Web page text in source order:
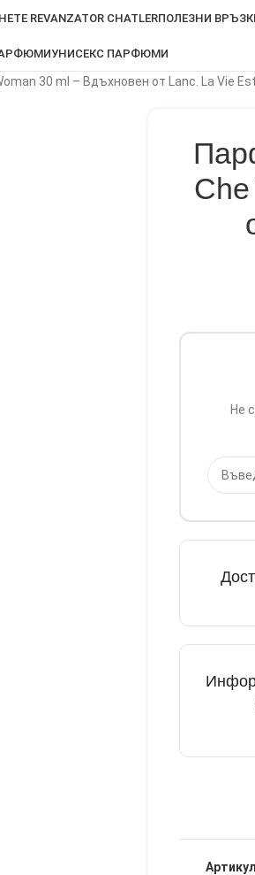
REVANZATOR CHATLERПОЛЕЗНИ
УНИСЕКС ПАРФЮМИ
30 ml – Вдъхновен от Lanc. La Vie
Не